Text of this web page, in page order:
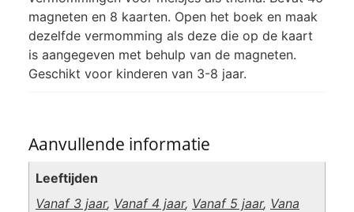
magneten en 8 kaarten. Open het boek en maak
dezelfde vermomming als deze die op de kaart
is aangegeven met behulp van de magneten.
Geschikt voor kinderen van 3-8 jaar.
Aanvullende informatie
Leeftijden
Vanaf 3 jaar, Vanaf 4 jaar, Vanaf 5 jaar, Vana